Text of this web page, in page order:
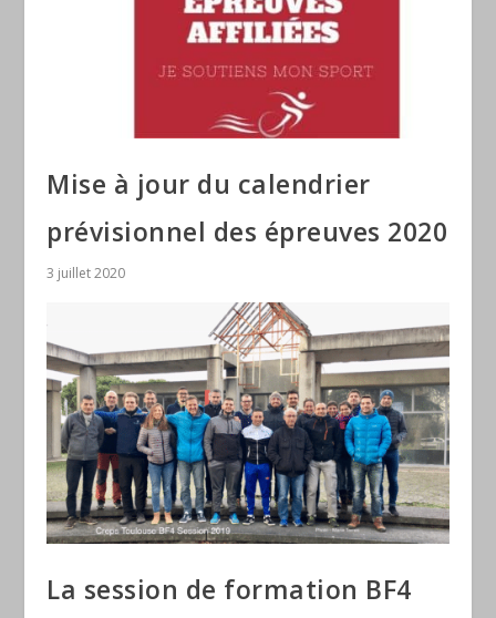
Mise à jour du calendrier
prévisionnel des épreuves 2020
3 juillet 2020
La session de formation BF4